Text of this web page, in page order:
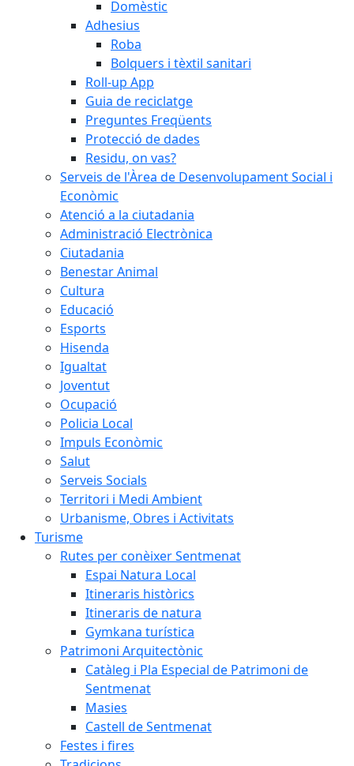
Domèstic
Adhesius
Roba
Bolquers i tèxtil sanitari
Roll-up App
Guia de reciclatge
Preguntes Freqüents
Protecció de dades
Residu, on vas?
Serveis de l'Àrea de Desenvolupament Social i
Econòmic
Atenció a la ciutadania
Administració Electrònica
Ciutadania
Benestar Animal
Cultura
Educació
Esports
Hisenda
Igualtat
Joventut
Ocupació
Policia Local
Impuls Econòmic
Salut
Serveis Socials
Territori i Medi Ambient
Urbanisme, Obres i Activitats
Turisme
Rutes per conèixer Sentmenat
Espai Natura Local
Itineraris històrics
Itineraris de natura
Gymkana turística
Patrimoni Arquitectònic
Catàleg i Pla Especial de Patrimoni de
Sentmenat
Masies
Castell de Sentmenat
Festes i fires